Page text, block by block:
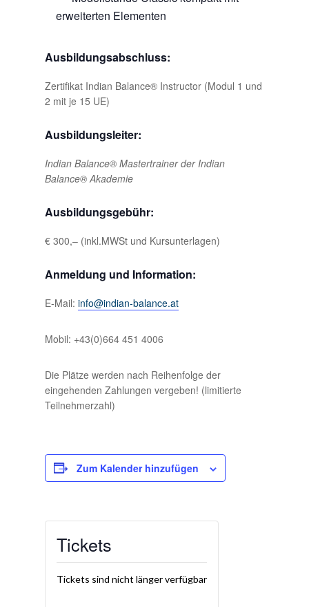
erweiterten Elementen
Ausbildungsabschluss:
Zertifikat Indian Balance® Instructor (Modul 1 und
2 mit je 15 UE)
Ausbildungsleiter:
Indian Balance® Mastertrainer der Indian
Balance® Akademie
Ausbildungsgebühr:
€ 300,– (inkl.MWSt und Kursunterlagen)
Anmeldung und Information:
E-Mail: info@indian-balance.at
Mobil: +43(0)664 451 4006
Die Plätze werden nach Reihenfolge der
eingehenden Zahlungen vergeben! (limitierte
Teilnehmerzahl)
Zum Kalender hinzufügen
Tickets
Tickets sind nicht länger verfügbar